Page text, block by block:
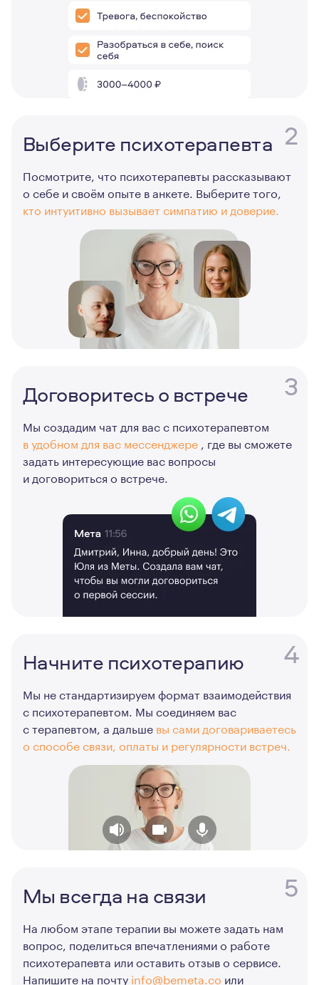
2
Выберите психотерапевта
Посмотрите, что психотерапевты рассказывают
о себе и своём опыте в анкете. Выберите того,
кто интуитивно вызывает симпатию и доверие.
3
Договоритесь о встрече
Мы создадим чат для вас с психотерапевтом
в удобном для вас мессенджере , где вы сможете
задать интересующие вас вопросы
и договориться о встрече.
4
Начните психотерапию
Мы не стандартизируем формат взаимодействия
с психотерапевтом. Мы соединяем вас
с терапевтом, а дальше вы сами договариваетесь
о способе связи, оплаты и регулярности встреч.
5
Мы всегда на связи
На любом этапе терапии вы можете задать нам
вопрос, поделиться впечатлениями о работе
психотерапевта или оставить отзыв о сервисе.
Напишите на почту info@bemeta.co или